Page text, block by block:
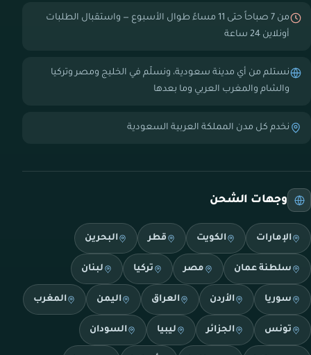
من 7 صباحاً حتى 11 مساءً طوال الأسبوع — واستقبال الطلبات
أونلاين 24 ساعة
نستلم من أي مدينة سعودية، ونسلّم في الخليج ومصر وتركيا
والشام والمغرب العربي وما بعدها
نخدم كل مدن المملكة العربية السعودية
وجهات الشحن
الإمارات الكويت قطر البحرين
سلطنة عمان مصر تركيا لبنان
سوريا الأردن العراق اليمن المغرب
تونس الجزائر ليبيا السودان